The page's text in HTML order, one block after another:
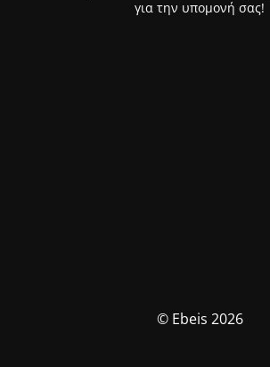
για την υπομονή σας!
© Ebeis 2026